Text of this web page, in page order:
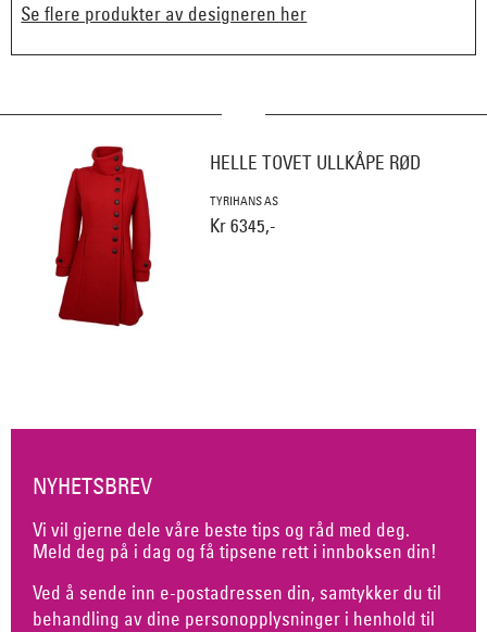
Se flere produkter av designeren her
HELLE TOVET ULLKÅPE RØD
TYRIHANS AS
Kr 6345,-
NYHETSBREV
Vi vil gjerne dele våre beste tips og råd med deg.
Meld deg på i dag og få tipsene rett i innboksen din!
Ved å sende inn e-postadressen din, samtykker du til
behandling av dine personopplysninger i henhold til